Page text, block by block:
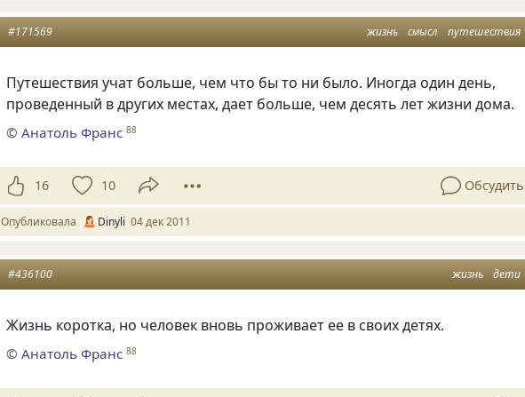
жизнь смысл путешествия
#171569
Путешествия учат больше, чем что бы то ни было. Иногда один день,
проведенный в других местах, дает больше, чем десять лет жизни дома.
©Анатоль Франс 88
16 10 Обсудить
Опубликовала Dinyli 04 дек 2011
жизнь дети
#436100
Жизнь коротка, но человек вновь проживает ее в своих детях.
©Анатоль Франс 88